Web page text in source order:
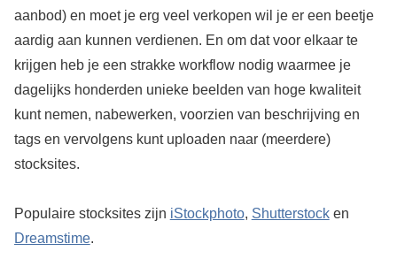
aanbod) en moet je erg veel verkopen wil je er een beetje
aardig aan kunnen verdienen. En om dat voor elkaar te
krijgen heb je een strakke workflow nodig waarmee je
dagelijks honderden unieke beelden van hoge kwaliteit
kunt nemen, nabewerken, voorzien van beschrijving en
tags en vervolgens kunt uploaden naar (meerdere)
stocksites.
Populaire stocksites zijn iStockphoto, Shutterstocken
Dreamstime.